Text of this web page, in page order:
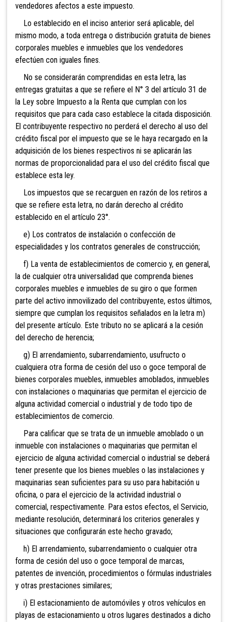
vendedores afectos a este impuesto.
Lo establecido en el inciso anterior será aplicable, del
mismo modo, a toda entrega o distribución gratuita de bienes
corporales muebles e inmuebles que los vendedores
efectúen con iguales fines.
No se considerarán comprendidas en esta letra, las
entregas gratuitas a que se refiere el N° 3 del artículo 31 de
la Ley sobre Impuesto a la Renta que cumplan con los
requisitos que para cada caso establece la citada disposición.
El contribuyente respectivo no perderá el derecho al uso del
crédito fiscal por el impuesto que se le haya recargado en la
adquisición de los bienes respectivos ni se aplicarán las
normas de proporcionalidad para el uso del crédito fiscal que
establece esta ley.
Los impuestos que se recarguen en razón de los retiros a
que se refiere esta letra, no darán derecho al crédito
establecido en el artículo 23°.
e) Los contratos de instalación o confección de
especialidades y los contratos generales de construcción;
f) La venta de establecimientos de comercio y, en general,
la de cualquier otra universalidad que comprenda bienes
corporales muebles e inmuebles de su giro o que formen
parte del activo inmovilizado del contribuyente, estos últimos,
siempre que cumplan los requisitos señalados en la letra m)
del presente artículo. Este tributo no se aplicará a la cesión
del derecho de herencia;
g) El arrendamiento, subarrendamiento, usufructo o
cualquiera otra forma de cesión del uso o goce temporal de
bienes corporales muebles, inmuebles amoblados, inmuebles
con instalaciones o maquinarias que permitan el ejercicio de
alguna actividad comercial o industrial y de todo tipo de
establecimientos de comercio.
Para calificar que se trata de un inmueble amoblado o un
inmueble con instalaciones o maquinarias que permitan el
ejercicio de alguna actividad comercial o industrial se deberá
tener presente que los bienes muebles o las instalaciones y
maquinarias sean suficientes para su uso para habitación u
oficina, o para el ejercicio de la actividad industrial o
comercial, respectivamente. Para estos efectos, el Servicio,
mediante resolución, determinará los criterios generales y
situaciones que configurarán este hecho gravado;
h) El arrendamiento, subarrendamiento o cualquier otra
forma de cesión del uso o goce temporal de marcas,
patentes de invención, procedimientos o fórmulas industriales
y otras prestaciones similares;
i) El estacionamiento de automóviles y otros vehículos en
playas de estacionamiento u otros lugares destinados a dicho